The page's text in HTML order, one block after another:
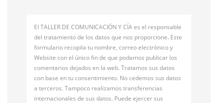
El TALLER DE COMUNICACIÓN Y CÍA es el responsable
del tratamiento de los datos que nos proporcione. Este
formulario recopila tu nombre, correo electrónico y
Website con el único fin de que podamos publicar los
comentarios dejados en la web. Tratamos sus datos
con base en tu consentimiento. No cedemos sus datos
a terceros. Tampoco realizamos transferencias
internacionales de sus datos. Puede ejercer sus